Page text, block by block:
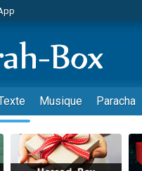
de Vacances Pour les Enfants
Musique Paracha